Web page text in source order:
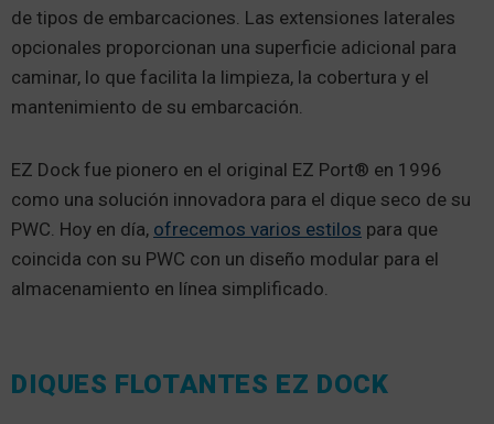
de tipos de embarcaciones. Las extensiones laterales
opcionales proporcionan una superficie adicional para
caminar, lo que facilita la limpieza, la cobertura y el
mantenimiento de su embarcación.
EZ Dock fue pionero en el original EZ Port® en 1996
como una solución innovadora para el dique seco de su
PWC. Hoy en día, ofrecemos varios estilos para que
coincida con su PWC con un diseño modular para el
almacenamiento en línea simplificado.
DIQUES FLOTANTES EZ DOCK